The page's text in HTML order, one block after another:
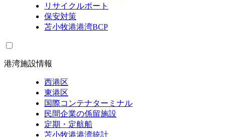
リサイクルポート
保安対策
苫小牧港港湾BCP
港湾施設情報
西港区
東港区
国際コンテナターミナル
民間企業の係留施設
定期・定航船
苫小牧港港湾統計